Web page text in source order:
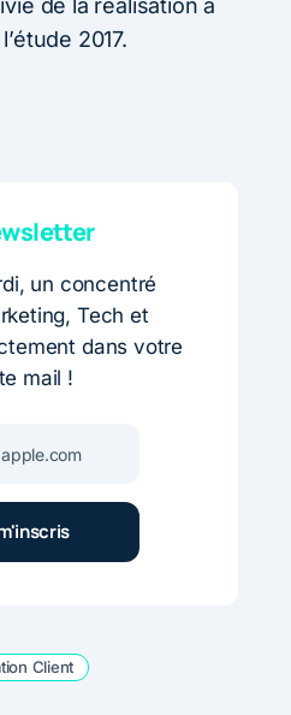
de la réalisation à
2017.
un concentré
Tech et
dans votre
mail !
Client